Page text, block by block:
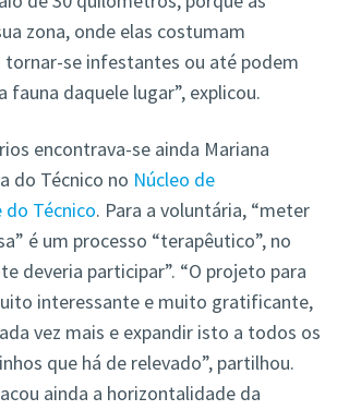
zona, onde elas costumam
tornar-se infestantes ou até podem
fauna daquele lugar”, explicou.
encontrava-se ainda Mariana
do Técnico no Núcleo de
Técnico. Para a voluntária, “meter
é um processo “terapêutico”, no
deveria participar”. “O projeto para
interessante e muito gratificante,
vez mais e expandir isto a todos os
que há de relevado”, partilhou.
ainda a horizontalidade da